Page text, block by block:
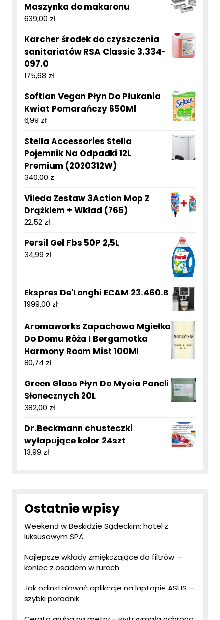
Maszynka do makaronu
639,00 zł
Karcher środek do czyszczenia
sanitariatów RSA Classic 3.334-
097.0
175,68 zł
Softlan Vegan Płyn Do Płukania
Kwiat Pomarańczy 650Ml
6,99 zł
Stella Accessories Stella
Pojemnik Na Odpadki 12L
Premium (2020312W)
340,00 zł
Vileda Zestaw 3Action Mop Z
Drążkiem + Wkład (765)
22,52 zł
Persil Gel Fbs 50P 2,5L
34,99 zł
Ekspres De'Longhi ECAM 23.460.B
1999,00 zł
Aromaworks Zapachowa Mgiełka
Do Domu Róża I Bergamotka
Harmony Room Mist 100Ml
80,74 zł
Green Glass Płyn Do Mycia Paneli
Słonecznych 20L
382,00 zł
Dr.Beckmann chusteczki
wyłapujące kolor 24szt
13,99 zł
Ostatnie wpisy
Weekend w Beskidzie Sądeckim: hotel z
luksusowym SPA
Najlepsze wkłady zmiękczające do filtrów —
koniec z osadem w rurach
Jak odinstalować aplikacje na laptopie ASUS —
szybki poradnik